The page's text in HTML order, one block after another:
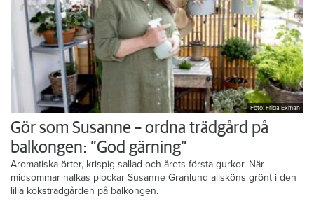
Foto: Frida Ekman
Gör som Susanne – ordna trädgård på
balkongen: ”God gärning”
Aromatiska örter, krispig sallad och årets första gurkor. När
midsommar nalkas plockar Susanne Granlund allsköns grönt i den
lilla köksträdgården på balkongen.